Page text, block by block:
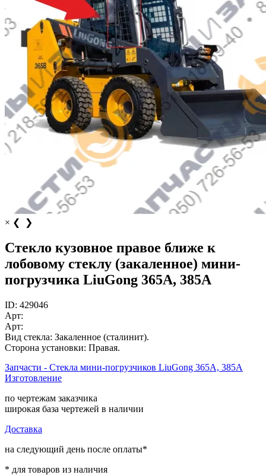
× ❮ ❯
Стекло кузовное правое ближе к
лобовому стеклу (закаленное) мини-
погрузчика LiuGong 365А, 385А
ID: 429046
Арт:
Арт:
Вид стекла: Закаленное (сталинит).
Сторона установки: Правая.
Запчасти - Стекла мини-погрузчиков LiuGong 365А, 385А
Изготовление
по чертежам заказчика
широкая база чертежей в наличии
Доставка
на следующий день после оплаты*
* для товаров из наличия